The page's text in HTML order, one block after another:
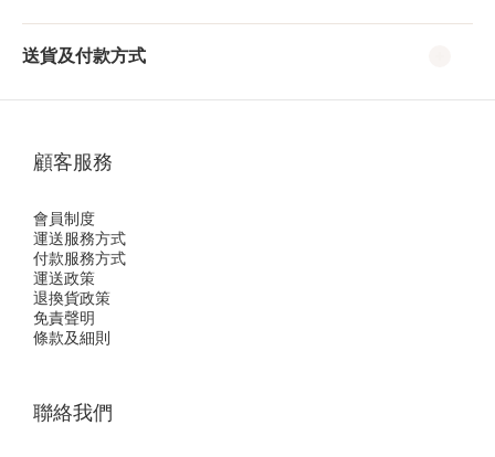
送貨及付款方式
顧客服務
會員制度
運送服務方式
付款服務方式
運送政策
退換貨政策
免責聲明
條款及細則
聯絡我們